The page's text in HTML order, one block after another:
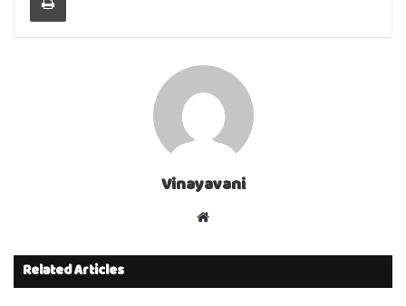
Vinayavani
Website
Related Articles